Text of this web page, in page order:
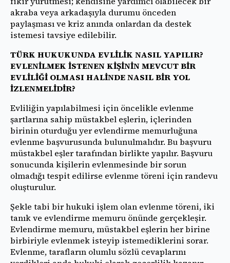
akraba veya arkadaşıyla durumu önceden
paylaşması ve kriz anında onlardan da destek
istemesi tavsiye edilebilir.
TÜRK HUKUKUNDA EVLİLİK NASIL YAPILIR?
EVLENİLMEK İSTENEN KİŞİNİN MEVCUT BİR
EVLİLİĞİ OLMASI HALİNDE NASIL BİR YOL
İZLENMELİDİR?
Evliliğin yapılabilmesi için öncelikle evlenme
şartlarına sahip müstakbel eşlerin, içlerinden
birinin oturduğu yer evlendirme memurluğuna
evlenme başvurusunda bulunulmalıdır. Bu başvuru
müstakbel eşler tarafından birlikte yapılır. Başvuru
sonucunda kişilerin evlenmesinde bir sorun
olmadığı tespit edilirse evlenme töreni için randevu
oluşturulur.
Şekle tabi bir hukuki işlem olan evlenme töreni, iki
tanık ve evlendirme memuru önünde gerçekleşir.
Evlendirme memuru, müstakbel eşlerin her birine
birbiriyle evlenmek isteyip istemediklerini sorar.
Evlenme, tarafların olumlu sözlü cevaplarını